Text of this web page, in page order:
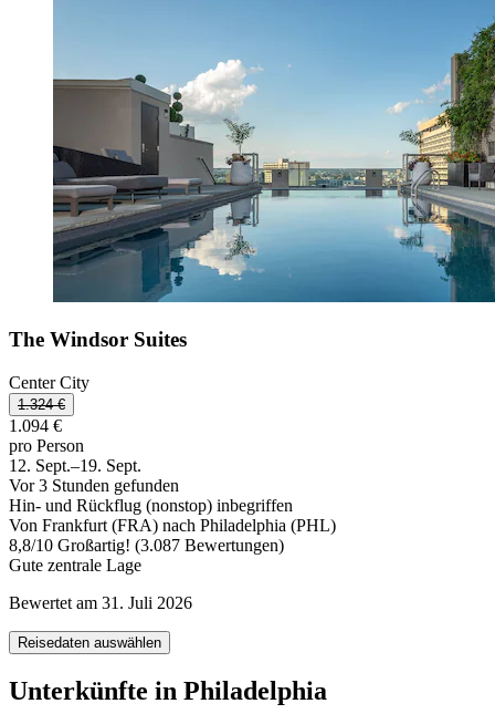
The Windsor Suites
Center City
1.324 €
1.094 €
pro Person
12. Sept.–19. Sept.
Vor 3 Stunden gefunden
Hin- und Rückflug (nonstop) inbegriffen
Von Frankfurt (FRA) nach Philadelphia (PHL)
8,8/10 Großartig! (3.087 Bewertungen)
Gute zentrale Lage
Bewertet am 31. Juli 2026
Reisedaten auswählen
Unterkünfte in Philadelphia